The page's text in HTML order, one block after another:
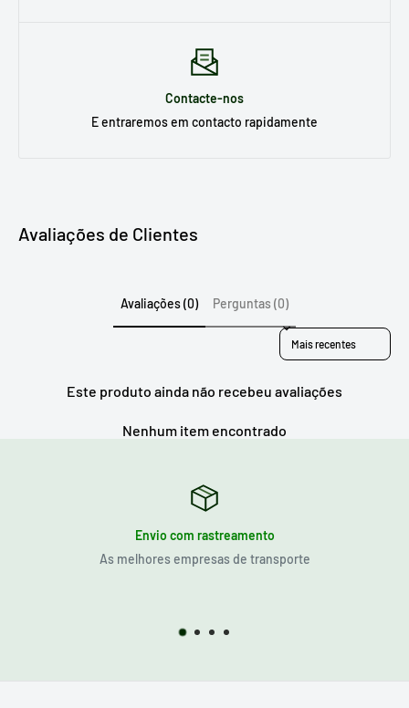
Contacte-nos
E entraremos em contacto rapidamente
Avaliações de Clientes
Avaliações (0) Perguntas (0)
Sort reviews by
Este produto ainda não recebeu avaliações
Nenhum item encontrado
Envio com rastreamento
As melhores empresas de transporte